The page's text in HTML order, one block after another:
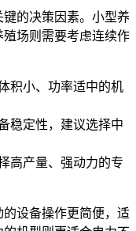
的决策因素。小型养
场则需要考虑连续作
积小、功率适中的机
稳定性，建议选择中
高产量、强动力的专
设备操作更简便，适